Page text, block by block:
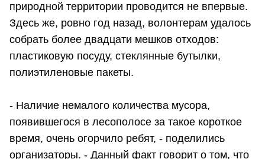
природной территории проводится не впервые.
Здесь же, ровно год назад, волонтерам удалось
собрать более двадцати мешков отходов:
пластиковую посуду, стеклянные бутылки,
полиэтиленовые пакеты.
- Наличие немалого количества мусора,
появившегося в лесополосе за такое короткое
время, очень огорчило ребят, - поделились
организаторы. - Данный факт говорит о том, что